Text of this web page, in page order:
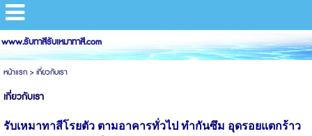
www.รับทาสีรับเหมาทาสี.com
หน้าแรก> เกี่ยวกับเรา
เกี่ยวกับเรา
รับเหมาทาสีโรยตัว ตามอาคารทั่วไป ทำกันซึม อุดรอยแตกร้าว